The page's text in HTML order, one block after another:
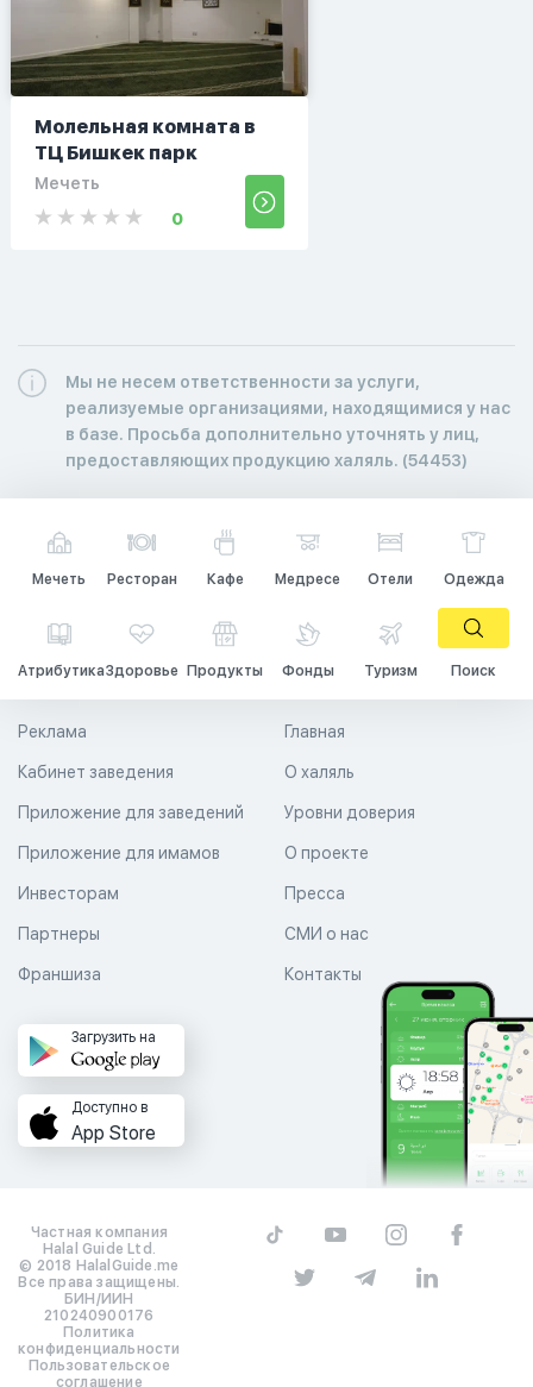
Молельная комната в
ТЦ Бишкек парк
Мечеть
0
Мы не несем ответственности за услуги,
реализуемые организациями, находящимися у нас
в базе. Просьба дополнительно уточнять у лиц,
предоставляющих продукцию халяль. (54453)
Мечеть Ресторан Кафе Медресе Отели Одежда
АтрибутикаЗдоровье Продукты Фонды Туризм Поиск
Главная
О халяль
Уровни доверия
Реклама
Кабинет заведения
Приложение для заведений
Приложение для имамов О проекте
Пресса
СМИ о нас
Контакты
Инвесторам
Партнеры
Франшиза
Загрузить на
Доступно в
App Store
Частная компания
Halal Guide Ltd.
© 2018 HalalGuide.me
Все права защищены.
БИН/ИИН
210240900176
Политика
конфиденциальности
Пользовательское
соглашение